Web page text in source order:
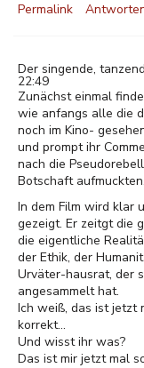
Permalink
Der singende,
22:49
Zunächst einmal
wie anfangs alle die
noch im Kino-
und prompt ihr
nach die
Botschaft aufmuckten.
In dem Film wird klar
gezeigt. Er zeitgt die
die eigentliche
der Ethik, der
Urväter-hausrat, der
angesammelt hat.
Ich weiß, das ist jetzt
korrekt...
Und wisst ihr was?
Das ist mir jetzt mal